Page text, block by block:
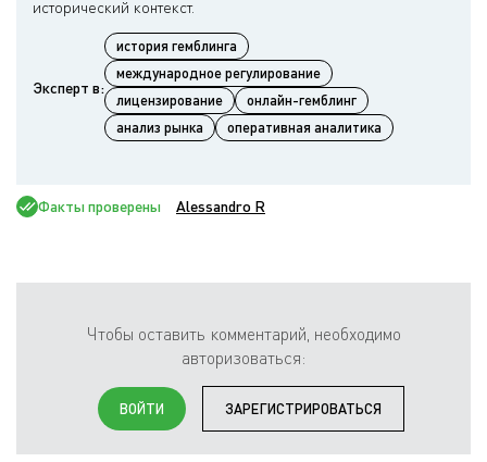
Эксперт в:
история гемблинга
международное регулирование
лицензирование
онлайн-гемблинг
анализ рынка
оперативная аналитика
Факты проверены Alessandro R
Чтобы оставить комментарий, необходимо
авторизоваться:
ВОЙТИ ЗАРЕГИСТРИРОВАТЬСЯ